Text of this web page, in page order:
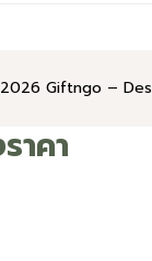
Giftngo –
าคา